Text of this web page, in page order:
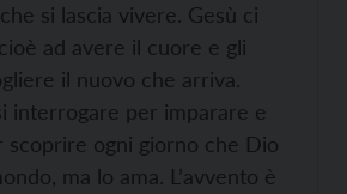
si lascia vivere. Gesù ci
ad avere il cuore e gli
il nuovo che arriva.
interrogare per imparare e
scoprire ogni giorno che Dio
ma lo ama. L’avvento è